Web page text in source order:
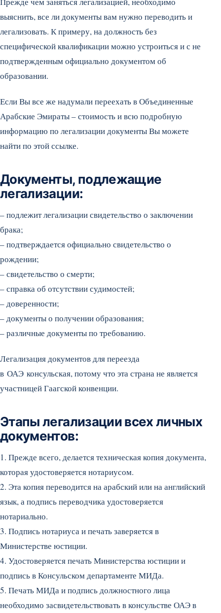
выяснить, все ли документы вам нужно переводить и
легализовать. К примеру, на должность без
специфической квалификации можно устроиться и с не
подтвержденным официально документом об
образовании.
Если Вы все же надумали переехать в Объединенные
Арабские Эмираты – стоимость и всю подробную
информацию по легализации документы Вы можете
найти по этой ссылке.
Документы, подлежащие
легализации:
– подлежит легализации свидетельство о заключении
брака;
– подтверждается официально свидетельство о
рождении;
– свидетельство о смерти;
– справка об отсутствии судимостей;
– доверенности;
– документы о получении образования;
– различные документы по требованию.
Легализация документов для переезда
в ОАЭ консульская, потому что эта страна не является
участницей Гаагской конвенции.
Этапы легализации всех личных
документов:
1. Прежде всего, делается техническая копия документа,
которая удостоверяется нотариусом.
2. Эта копия переводится на арабский или на английский
язык, а подпись переводчика удостоверяется
нотариально.
3. Подпись нотариуса и печать заверяется в
Министерстве юстиции.
4. Удостоверяется печать Министерства юстиции и
подпись в Консульском департаменте МИДа.
5. Печать МИДа и подпись должностного лица
необходимо засвидетельствовать в консульстве ОАЭ в